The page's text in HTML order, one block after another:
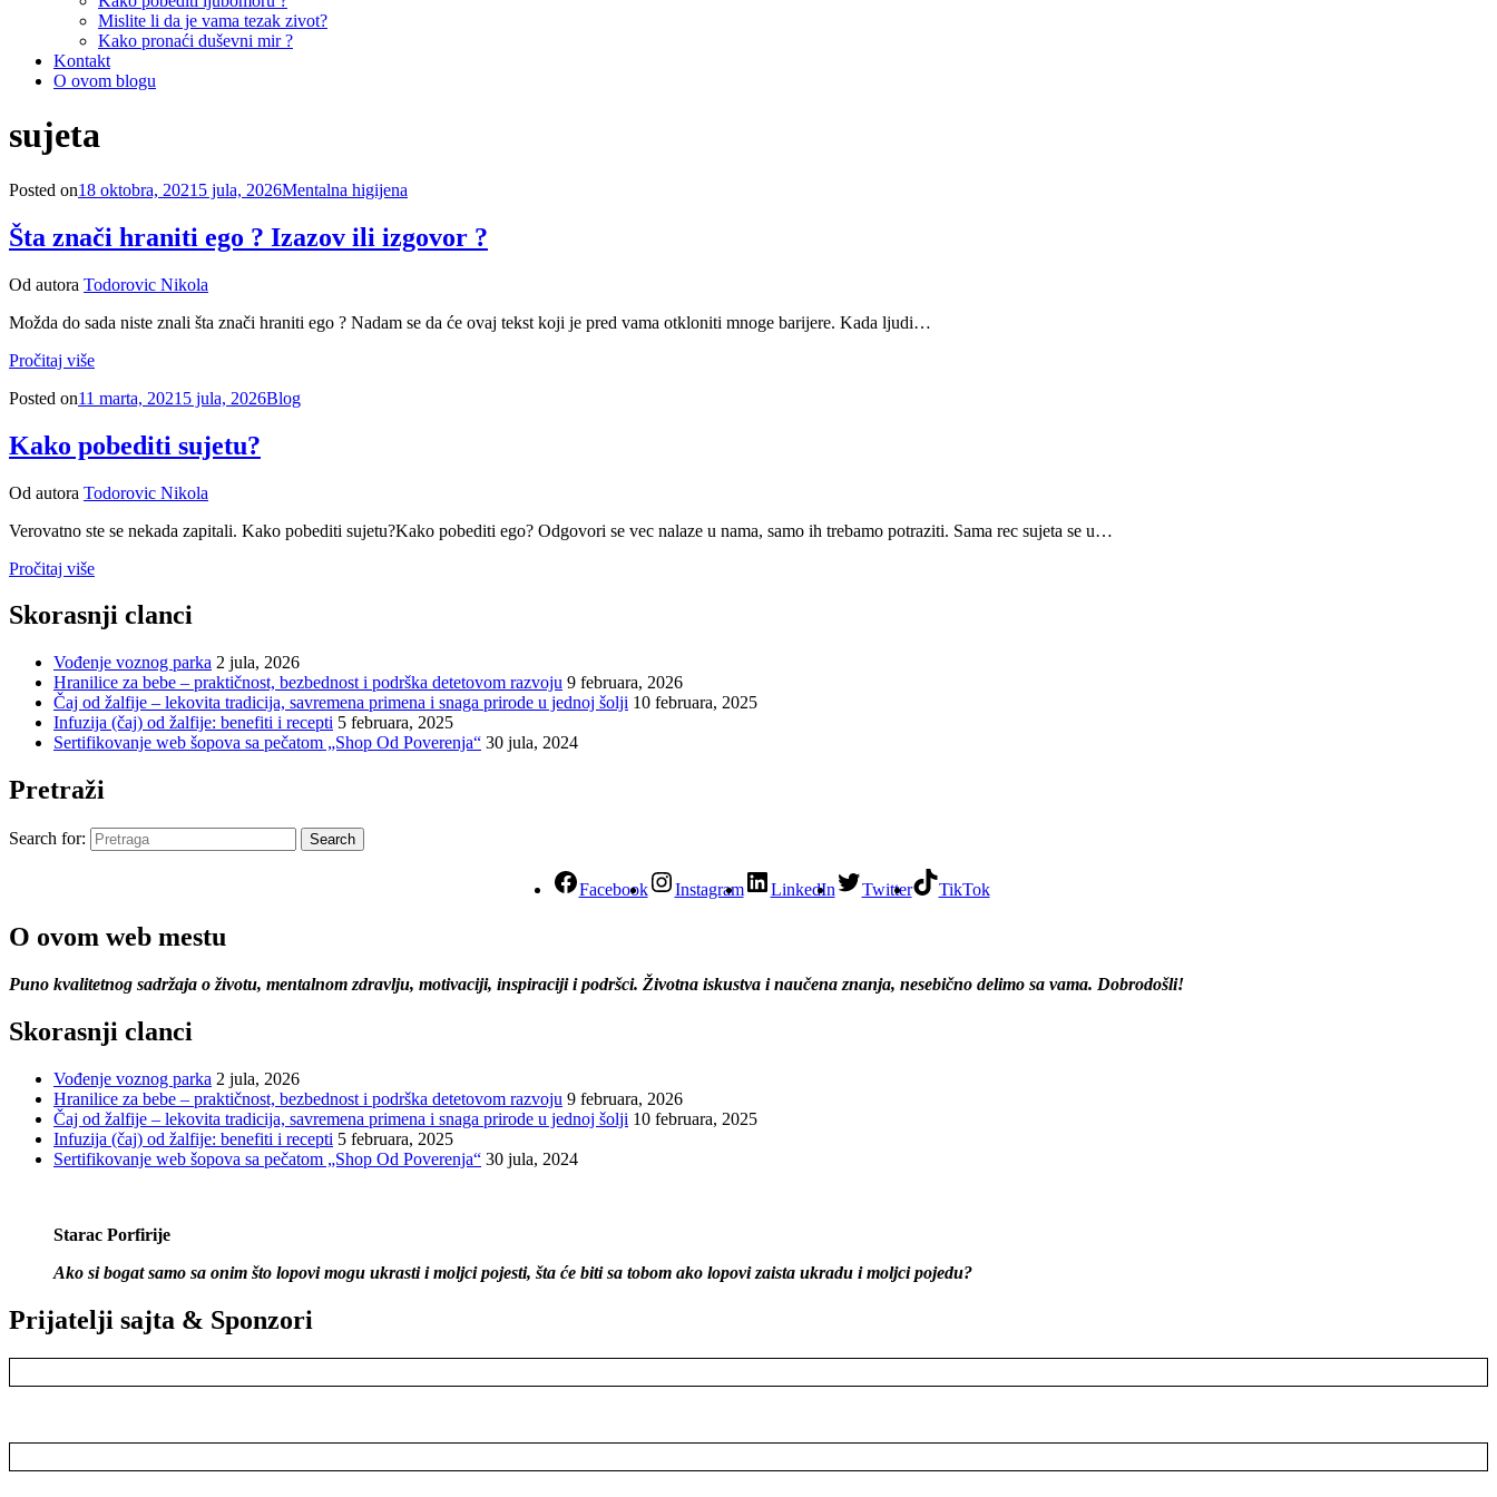
Mislite li da je vama tezak zivot?
Kako pronaći duševni mir ?
Kontakt
O ovom blogu
Oznaka
:
sujeta
Posted on18 oktobra, 2021 5 jula, 2026Mentalna higijena
Šta znači hraniti ego ? Izazov ili izgovor ?
Od autora Todorovic Nikola
Možda do sada niste znali šta znači hraniti ego ? Nadam se da će ovaj tekst koji je pred vama otkloniti mnoge barijere. Kada ljudi…
Pročitaj više
Posted on11 marta, 2021 5 jula, 2026Blog
Kako pobediti sujetu?
Od autora Todorovic Nikola
Verovatno ste se nekada zapitali. Kako pobediti sujetu?Kako pobediti ego? Odgovori se vec nalaze u nama, samo ih trebamo potraziti. Sama rec sujeta se u…
Pročitaj više
Skorasnji clanci
Vođenje voznog parka 2 jula, 2026
Hranilice za bebe – praktičnost, bezbednost i podrška detetovom razvoju 9 februara, 2026
Čaj od žalfije – lekovita tradicija, savremena primena i snaga prirode u jednoj šolji 10 februara, 2025
Infuzija (čaj) od žalfije: benefiti i recepti 5 februara, 2025
Sertifikovanje web šopova sa pečatom „Shop Od Poverenja“ 30 jula, 2024
Pretraži
Search for: Search
Facebook Instagram LinkedIn Twitter TikTok
O ovom web mestu
Puno kvalitetnog sadržaja o životu, mentalnom zdravlju, motivaciji, inspiraciji i podršci. Životna iskustva i naučena znanja, nesebično delimo sa vama. Dobrodošli!
Skorasnji clanci
Vođenje voznog parka 2 jula, 2026
Hranilice za bebe – praktičnost, bezbednost i podrška detetovom razvoju 9 februara, 2026
Čaj od žalfije – lekovita tradicija, savremena primena i snaga prirode u jednoj šolji 10 februara, 2025
Infuzija (čaj) od žalfije: benefiti i recepti 5 februara, 2025
Sertifikovanje web šopova sa pečatom „Shop Od Poverenja“ 30 jula, 2024
Starac Porfirije
Ako si bogat samo sa onim što lopovi mogu ukrasti i moljci pojesti, šta će biti sa tobom ako lopovi zaista ukradu i moljci pojedu?
Prijatelji sajta & Sponzori